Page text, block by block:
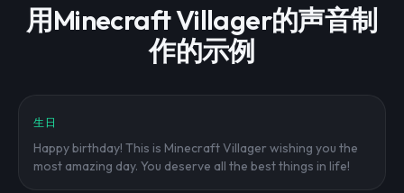
用Minecraft Villager的声音制
作的示例
生日
Happy birthday! This is Minecraft Villager wishing you the
most amazing day. You deserve all the best things in life!